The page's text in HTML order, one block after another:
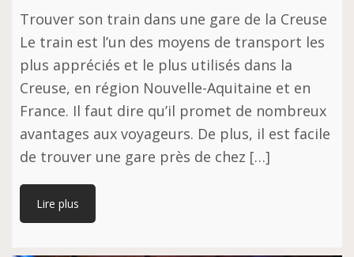
Trouver son train dans une gare de la Creuse
Le train est l’un des moyens de transport les
plus appréciés et le plus utilisés dans la
Creuse, en région Nouvelle-Aquitaine et en
France. Il faut dire qu’il promet de nombreux
avantages aux voyageurs. De plus, il est facile
de trouver une gare près de chez […]
Lire plus